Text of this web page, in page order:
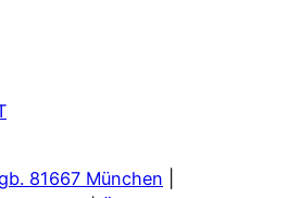
81667 München